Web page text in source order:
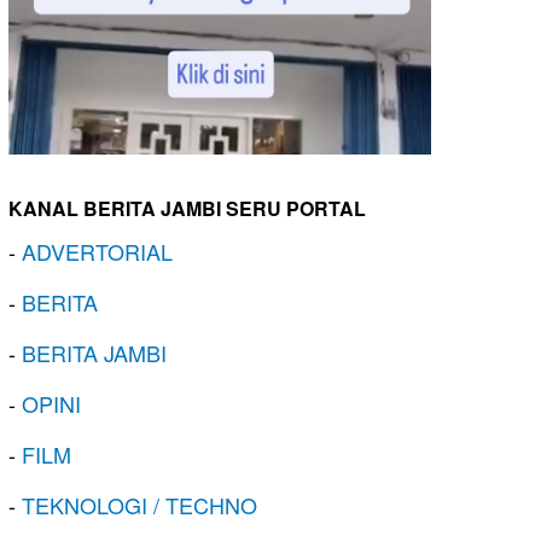
KANAL BERITA JAMBI SERU PORTAL
-ADVERTORIAL
- BERITA
- BERITA JAMBI
-OPINI
- FILM
-TEKNOLOGI / TECHNO